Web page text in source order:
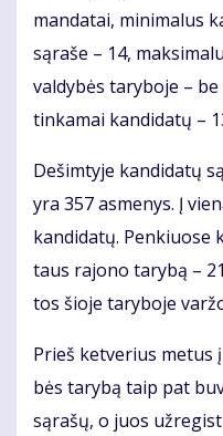
man­da­tai, mi­ni­ma­lus
są­ra­še – 14,
val­dy­bės ta­ry­bo­je –
tin­ka­mai kan­di­da­tų –
De­šim­ty­je kan­di­da­tų
yra 357 as­me­nys. Į
kan­di­da­tų. Pen­kiuo­se
taus ra­jo­no ta­ry­bą –
tos šio­je ta­ry­bo­je
Prieš ket­ve­rius me­tus
bės ta­ry­bą taip pat
są­ra­šų, o juos